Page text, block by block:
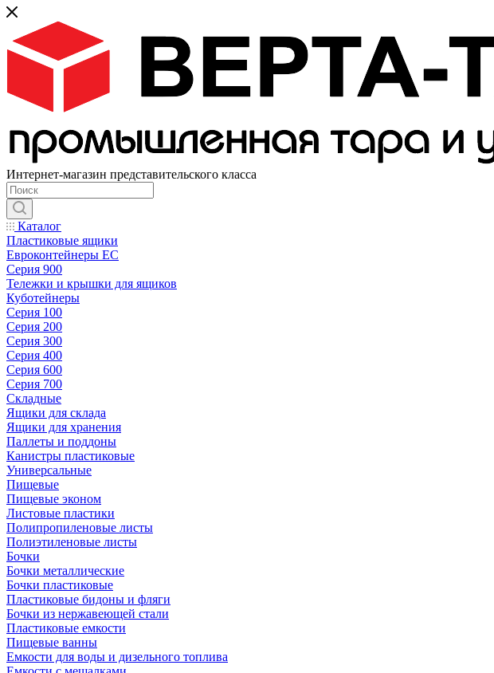
Интернет-магазин представительского класса
Каталог
Пластиковые ящики
Евроконтейнеры ЕС
Серия 900
Тележки и крышки для ящиков
Куботейнеры
Серия 100
Серия 200
Серия 300
Серия 400
Серия 600
Серия 700
Складные
Ящики для склада
Ящики для хранения
Паллеты и поддоны
Канистры пластиковые
Универсальные
Пищевые
Пищевые эконом
Листовые пластики
Полипропиленовые листы
Полиэтиленовые листы
Бочки
Бочки металлические
Бочки пластиковые
Пластиковые бидоны и фляги
Бочки из нержавеющей стали
Пластиковые емкости
Пищевые ванны
Емкости для воды и дизельного топлива